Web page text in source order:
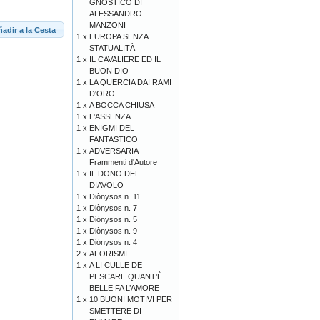
a la Cesta
GNOSTICO DI
ALESSANDRO
MANZONI
1 x EUROPA SENZA
STATUALITÀ
1 x IL CAVALIERE ED IL
BUON DIO
1 x LA QUERCIA DAI RAMI
D'ORO
1 x A BOCCA CHIUSA
1 x L'ASSENZA
1 x ENIGMI DEL
FANTASTICO
1 x ADVERSARIA
Frammenti d'Autore
1 x IL DONO DEL
DIAVOLO
1 x Diònysos n. 11
1 x Diònysos n. 7
1 x Diònysos n. 5
1 x Diònysos n. 9
1 x Diònysos n. 4
2 x AFORISMI
1 x A LI CULLE DE
PESCARE QUANT’È
BELLE FA L’AMORE
1 x 10 BUONI MOTIVI PER
SMETTERE DI